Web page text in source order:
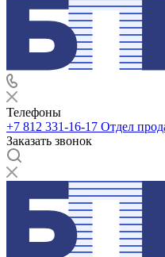
Телефоны
+7 812 331-16-17 Отдел
Заказать звонок